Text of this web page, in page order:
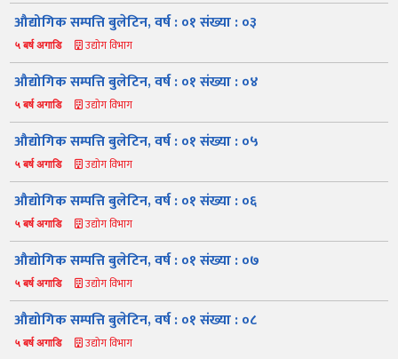
औद्योगिक सम्पत्ति बुलेटिन, वर्ष : ०१ संख्या : ०३
५ बर्ष अगाडि उद्योग विभाग
औद्योगिक सम्पत्ति बुलेटिन, वर्ष : ०१ संख्या : ०४
५ बर्ष अगाडि उद्योग विभाग
औद्योगिक सम्पत्ति बुलेटिन, वर्ष : ०१ संख्या : ०५
५ बर्ष अगाडि उद्योग विभाग
औद्योगिक सम्पत्ति बुलेटिन, वर्ष : ०१ संख्या : ०६
५ बर्ष अगाडि उद्योग विभाग
औद्योगिक सम्पत्ति बुलेटिन, वर्ष : ०१ संख्या : ०७
५ बर्ष अगाडि उद्योग विभाग
औद्योगिक सम्पत्ति बुलेटिन, वर्ष : ०१ संख्या : ०८
५ बर्ष अगाडि उद्योग विभाग
सहायक । यहाँहरुलाई म कसरी सहायता गर्न सक्छु भनेर हेर्न कृपया बटनहरुमा
थिच्नुहोस्।